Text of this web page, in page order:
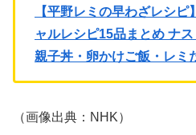
【平野レミの早わざレシ
ャルレシピ15品まとめ ナ
親子丼・卵かけご飯・レミ
（画像出典：NHK）